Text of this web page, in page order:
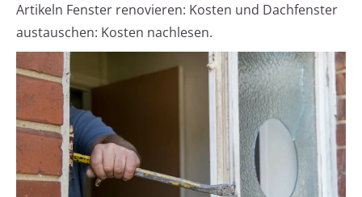
Artikeln Fenster renovieren: Kosten und Dachfenster
austauschen: Kosten nachlesen.